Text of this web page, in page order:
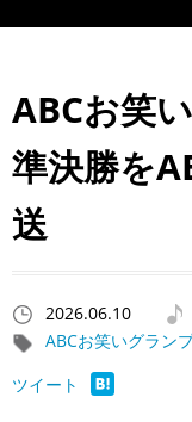
ABCお笑
準決勝を
送
2026.06.10
ABCお笑いグラン
ツイート